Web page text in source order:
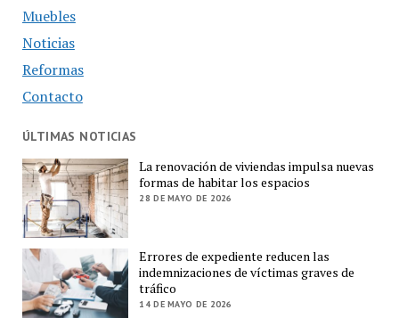
Muebles
Noticias
Reformas
Contacto
ÚLTIMAS NOTICIAS
La renovación de viviendas impulsa nuevas
formas de habitar los espacios
28 DE MAYO DE 2026
Errores de expediente reducen las
indemnizaciones de víctimas graves de
tráfico
14 DE MAYO DE 2026